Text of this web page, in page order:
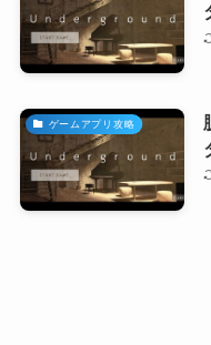
ゲームアプリ攻略